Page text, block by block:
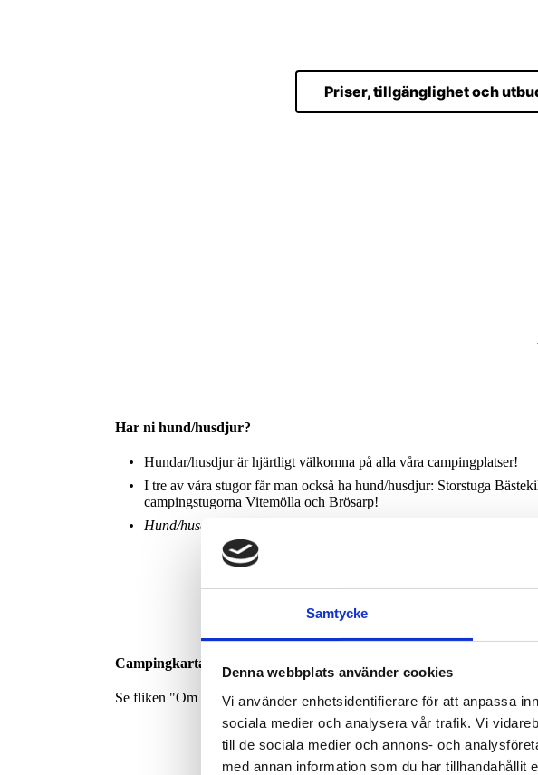
Samtycke
Denna webbplats använder cookies
Vi använder enhetsidentifierare för att anpassa
sociala medier och analysera vår trafik. Vi
till de sociala medier och annons- och
med annan information som du har
Priser, tillgänglighet och
Har ni hund/husdjur?
Hundar/husdjur är hjärtligt välkomna på alla våra campingplatser!
I tre av våra stugor får man också ha hund/husdjur: Storstuga
campingstugorna Vitemölla och Brösarp!
Hund/husdjur är inte tillåtet i vandrarhemmet och de övriga 4
Campingkarta:
Se fliken "Om Oss & Kontakt".